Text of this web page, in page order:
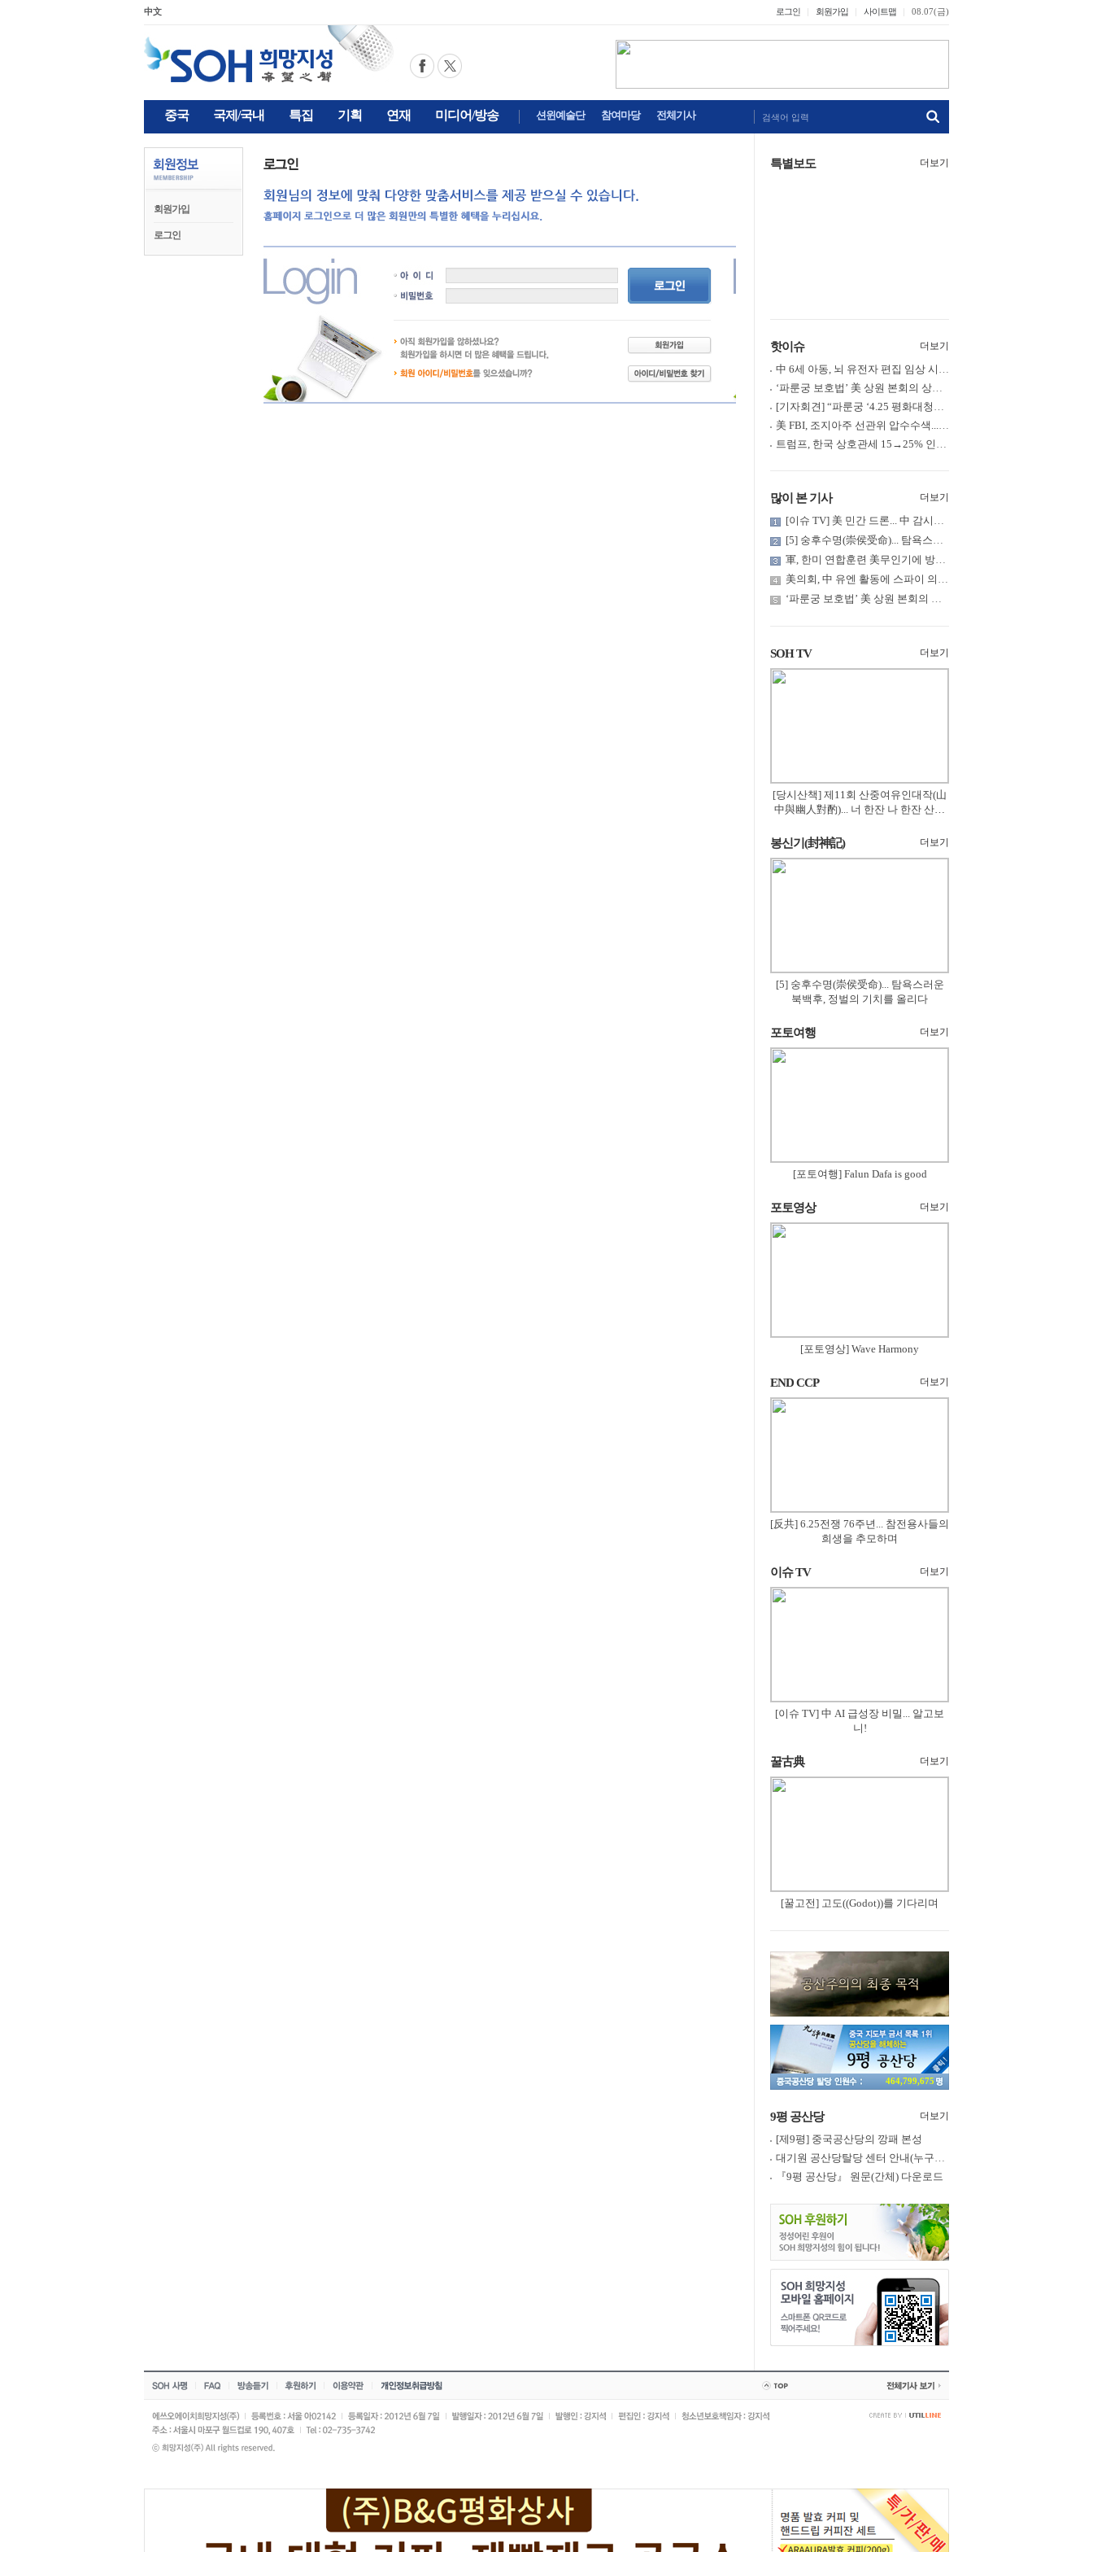
中文 로그인 회원가입 사이트맵 08.07(금)
중국 국제/국내 특집 기획 연재 미디어/방송 션윈예술단 참여마당 전체기사 검색어 입력
회원가입
로그인
특별보도 더보기
핫이슈 더보기
中 6세 아동, 뇌 유전자 편집 임상 시험 중 사망... 의료진 1년간 ....
‘파룬궁 보호법’ 美 상원 본회의 상정... 최종 입법 ‘초읽기’
[기자회견] “파룬궁 ‘4.25 평화대청원’ 기념 & 중공의 션윈 공연 .....
美 FBI, 조지아주 선관위 압수수색... 트럼프 “부정선거 증거 확보....
트럼프, 한국 상호관세 15→25% 인상... “韓 국회 무력합의 미비준”....
많이 본 기사 더보기
[이슈 TV] 美 민간 드론... 中 감시망 뚫고 군함 근접 촬영
[5] 숭후수명(崇侯受命)... 탐욕스러운 북백후, 정벌의 기치를 올.....
軍, 한미 연합훈련 美무인기에 방공태세 발령... 왜?
美의회, 中 유엔 활동에 스파이 의혹 제기
‘파룬궁 보호법’ 美 상원 본회의 상정... 최종 입법 ‘초읽기’
SOH TV 더보기
[당시산책] 제11회 산중여유인대작(山
中與幽人對酌)... 너 한잔 나 한잔 산의
봉신기(封神記) 더보기
[5] 숭후수명(崇侯受命)... 탐욕스러운
북백후, 정벌의 기치를 올리다
포토여행 더보기
[포토여행] Falun Dafa is good
포토영상 더보기
[포토영상] Wave Harmony
END CCP 더보기
[反共] 6.25전쟁 76주년... 참전용사들의
희생을 추모하며
이슈 TV 더보기
[이슈 TV] 中 AI 급성장 비밀... 알고보
니!
꿀古典 더보기
[꿀고전] 고도((Godot))를 기다리며
464,799,675
9평 공산당 더보기
[제9평] 중국공산당의 깡패 본성
대기원 공산당탈당 센터 안내(누구나 쉽게 退黨, 退團, 退隊 가능)
『9평 공산당』 원문(간체) 다운로드